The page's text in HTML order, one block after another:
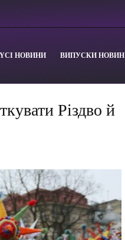
YСІ НОВИНИ ВИПУСКИ НОВИН
Різдво й